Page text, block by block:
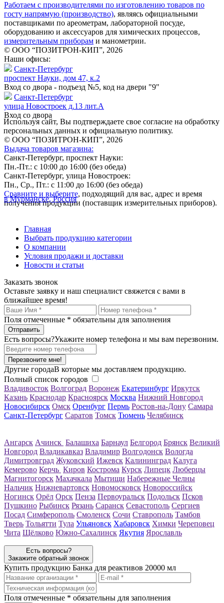
Работаем с производителями по изготовлению товаров по
госту напрямую (производство), являясь официальными
поставщиками по ареометрам, лабораторной посуде,
оборудованию и аксессуаров для химических процессов,
измерительным приборам и манометрии.
© ООО “ПОЗИТРОН-КИП”, 2026
Наши офисы:
Санкт-Петербург
проспект Науки, дом 47, к.2
Вход со двора - подъезд №5, код на двери "9"
Санкт-Петербург
улица Новостроек д.13 лит.А
Вход со двора
Используя сайт, Вы подтверждаете свое согласие на обработку
персональных данных и официальную политику.
© ООО “ПОЗИТРОН-КИП”, 2026
Выдача товаров магазина:
Санкт-Петербург, проспект Науки:
Пн.-Пт.: с 10:00 до 16:00 (без обеда)
Санкт-Петербург, улица Новостроек:
Пн., Ср., Пт.: с 11:00 до 16:00 (без обеда)
Сравните и выберите, подходящий для вас, адрес и время
получения продукции (поставщик измерительных приборов).
в Мурманске, Россия
Главная
Выбрать продукцию категории
О компании
Условия продажи и доставки
Новости и статьи
Заказать звонок
Оставьте заявку и наш специалист свяжется с вами в
ближайшее время!
Поля отмеченные * обязательны для заполнения
Есть вопросы?Укажите номер телефона и мы вам перезвоним.
Перезвоните мне!
Другие городаВ которые мы доставляем продукцию.
Полный список городов
Владивосток Волгоград Воронеж Екатеринбург Иркутск
Казань Краснодар Красноярск Москва Нижний Новгород
Новосибирск Омск Оренбург Пермь Ростов-на-Дону Самара
Санкт-Петербург Саратов Томск Тюмень Челябинск
Ангарск Ачинск Балашиха Барнаул Белгород Брянск Великий
Новгород Владикавказ Владимир Волгодонск Вологда
Димитровград Жуковский Ижевск Калининград Калуга
Кемерово Керчь Киров Кострома Курск Липецк Люберцы
Магнитогорск Махачкала Мытищи Набережные Челны
Нальчик Нижневартовск Новомосковск Новороссийск
Ногинск Орёл Орск Пенза Первоуральск Подольск Псков
Пушкино Рыбинск Рязань Саранск Севастополь Сергиев
Посад Симферополь Смоленск Сочи Ставрополь Тамбов
Тверь Тольятти Тула Ульяновск Хабаровск Химки Череповец
Чита Щёлково Южно-Сахалинск Якутия Ярославль
Есть вопросы?
Закажите обратный звонок
Купить продукцию Банка для реактивов 20000 мл
Поля отмеченные * обязательны для заполнения